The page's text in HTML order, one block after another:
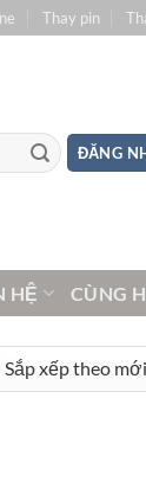
Thay pin
ĐĂNG
HỆ CÙNG